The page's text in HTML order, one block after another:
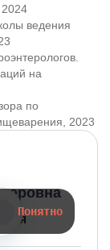
2024
ведения
на
по
2023
Понятно